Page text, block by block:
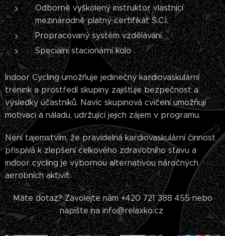
Odborně vyškolený instruktor vlastnící
mezinárodně platný certifikát S.C.I.
Propracovaný systém vzdělávání.
Speciální stacionární kolo .
Indoor Cycling umožňuje jedinečný kardiovaskulární
trénink a prostředí skupiny zajišťuje bezpečnost a
výsledky účastníků. Navíc skupinová cvičení umožňují
motivaci a náladu, udržující jejich zájem v programu.
Není tajemstvím, že pravidelná kardiovaskulární činnost
přispívá k zlepšení celkového zdravotního stavu a
indoor cycling je výbornou alternativou náročných
aerobních aktivit.
Máte dotaz? Zavolejte nám +420 721 388 455 nebo
napište na info@relaxko.cz